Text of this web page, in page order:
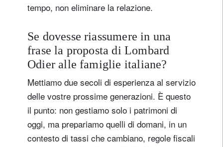
tempo, non eliminare la relazione.
Se dovesse riassumere in una
frase la proposta di Lombard
Odier alle famiglie italiane?
Mettiamo due secoli di esperienza al servizio
delle vostre prossime generazioni. È questo
il punto: non gestiamo solo i patrimoni di
oggi, ma prepariamo quelli di domani, in un
contesto di tassi che cambiano, regole fiscali